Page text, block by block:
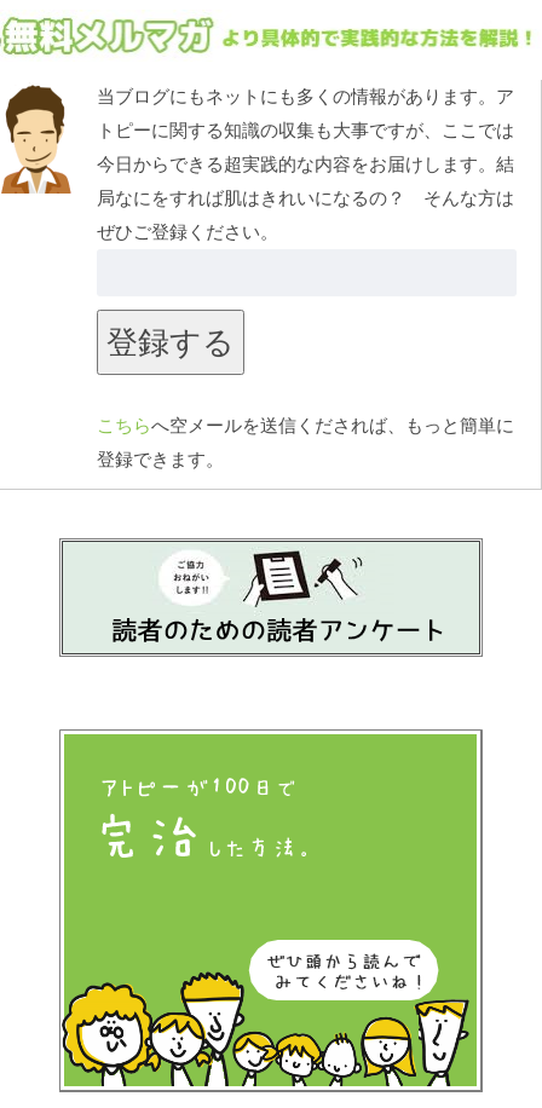
当ブログにもネットにも多くの情報があります。ア
トピーに関する知識の収集も大事ですが、ここでは
今日からできる超実践的な内容をお届けします。結
局なにをすれば肌はきれいになるの？ そんな方は
ぜひご登録ください。
こちらへ空メールを送信くだされば、もっと簡単に
登録できます。